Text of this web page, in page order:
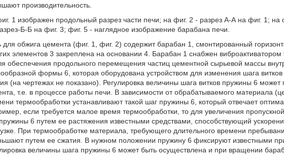
производительность.
1 изображен продольный разрез части печи; на фиг. 2 - разрез А-А на фиг. 1;
Б-Б на фиг. 3; фиг. 5 - наглядное изображение барабана печи.
для обжига цемента (фиг. 1, фиг. 2) содержит барабан 1, смонтированный
элементов 3 закреплена на основании 4. Барабан 1 снабжен
обеспечения продольного перемещения частиц цементной сырьевой массы
формы 6, которая оборудована устройством для изменения шага
(на чертежах не показано). Регулировка величины шага витков пружины 6 может
т.е. в процессе работы печи. В зависимости от обрабатываемого материала
термообработки устанавливают такой шаг пружины 6, который отвечает
если требуется малое время термообработки, то для увеличения
6 путем ее растяжения известными средствами, способствующий
При термообработке материала, требующего длительного времени
путем ее сжатия. В нужном положении пружину 6 фиксируют известными
величины шага пружины 6 может быть осуществлена и при вращении